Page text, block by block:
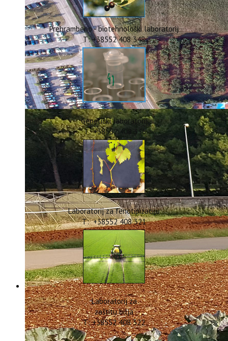
HyPro4ST
DIGIAGRI
GreenTea
CIRCOLIVE
Prehrambeno - biotehnološki laboratorij
T: +38552 408 348
Genetički laboratorij
T: +38552 408 336
Laboratorij za fenotipizaciju
T: +38552 408 321
Laboratorij za
zaštitu bilja
T: +38552 408 322